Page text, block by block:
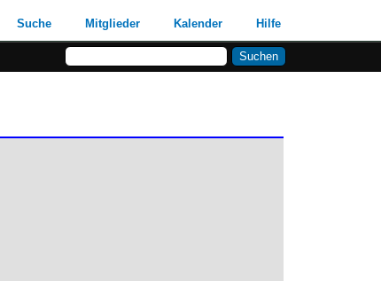
Suche Mitglieder Kalender Hilfe